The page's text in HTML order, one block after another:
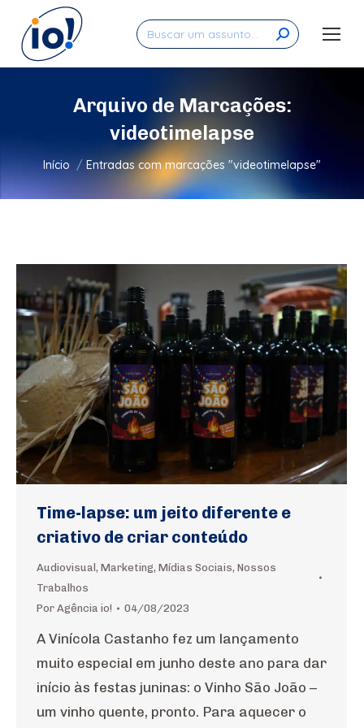
Search:
Arquivo de Marcações:
videotimelapse
Você está aqui:
Início Entradas com marcações "videotimelapse"
Time-lapse: um jeito diferente e
criativo de criar conteúdo
Audiovisual , Marketing, Mídias Sociais, Nossos
Trabalhos
Por Agência io! 04/08/2023
A Vinícola Castanho fez um lançamento
muito especial em junho deste ano para dar
início às festas juninas: o Vinho São João –
um vinho quente, pronto. Para aquecer o